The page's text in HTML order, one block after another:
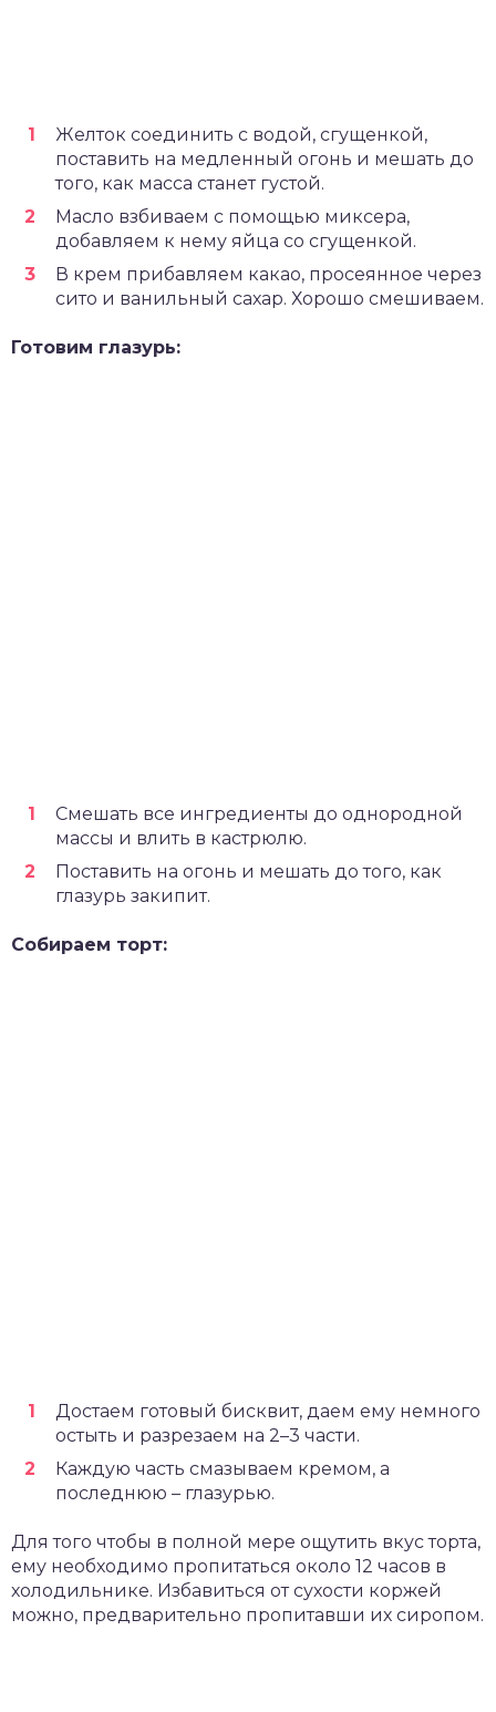
Желток соединить с водой, сгущенкой,
поставить на медленный огонь и мешать до
того, как масса станет густой.
Масло взбиваем с помощью миксера,
добавляем к нему яйца со сгущенкой.
В крем прибавляем какао, просеянное через
сито и ванильный сахар. Хорошо смешиваем.
Готовим глазурь:
Смешать все ингредиенты до однородной
массы и влить в кастрюлю.
Поставить на огонь и мешать до того, как
глазурь закипит.
Собираем торт:
Достаем готовый бисквит, даем ему немного
остыть и разрезаем на 2–3 части.
Каждую часть смазываем кремом, а
последнюю – глазурью.
Для того чтобы в полной мере ощутить вкус торта,
ему необходимо пропитаться около 12 часов в
холодильнике. Избавиться от сухости коржей
можно, предварительно пропитавши их сиропом.